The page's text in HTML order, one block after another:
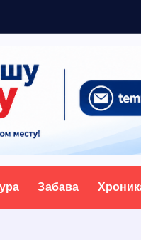
Забава